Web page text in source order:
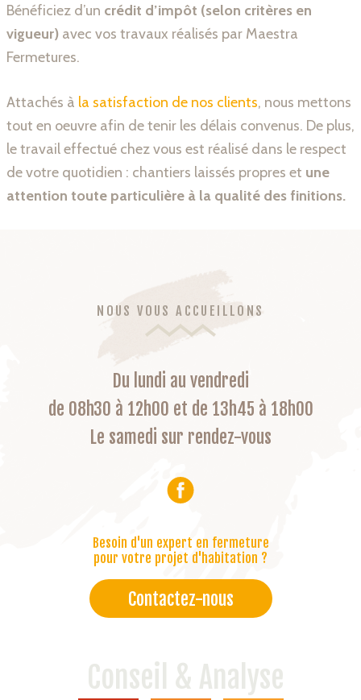
Bénéficiez d’un crédit d’impôt (selon critères en
vigueur) avec vos travaux réalisés par Maestra
Fermetures.
Attachés à la satisfaction de nos clients, nous mettons
tout en oeuvre afin de tenir les délais convenus. De plus,
le travail effectué chez vous est réalisé dans le respect
de votre quotidien : chantiers laissés propres et une
attention toute particulière à la qualité des finitions.
NOUS VOUS ACCUEILLONS
Du lundi au vendredi
de 08h30 à 12h00 et de 13h45 à 18h00
Le samedi sur rendez-vous
Besoin d'un expert en fermeture
pour votre projet d'habitation ?
Contactez-nous
Conseil & Analyse